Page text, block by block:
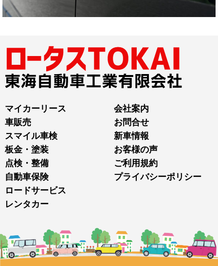
マイカーリース
車販売
スマイル車検
板金・塗装
点検・整備
自動車保険
ロードサービス
レンタカー
会社案内
お問合せ
新車情報
お客様の声
ご利用規約
プライバシーポリシー